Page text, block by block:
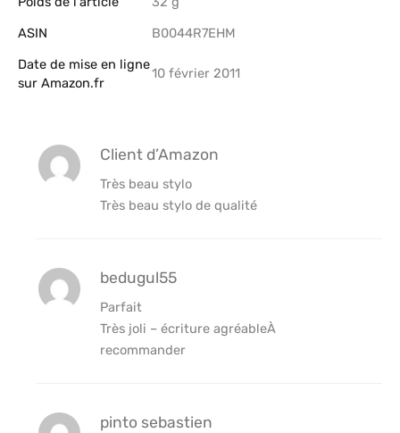
ASIN
B0044R7EHM
Date de mise en ligne
sur Amazon.fr
10 février 2011
Client d’Amazon
Très beau stylo
Très beau stylo de qualité
bedugul55
Parfait
Très joli – écriture agréableÀ
recommander
pinto sebastien